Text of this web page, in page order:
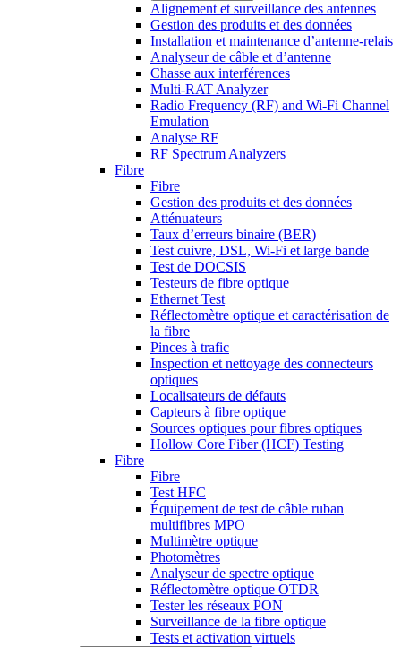
Alignement et surveillance des antennes
Gestion des produits et des données
Installation et maintenance d’antenne-relais
Analyseur de câble et d’antenne
Chasse aux interférences
Multi-RAT Analyzer
Radio Frequency (RF) and Wi-Fi Channel
Emulation
Analyse RF
RF Spectrum Analyzers
Fibre
Fibre
Gestion des produits et des données
Atténuateurs
Taux d’erreurs binaire (BER)
Test cuivre, DSL, Wi-Fi et large bande
Test de DOCSIS
Testeurs de fibre optique
Ethernet Test
Réflectomètre optique et caractérisation de
la fibre
Pinces à trafic
Inspection et nettoyage des connecteurs
optiques
Localisateurs de défauts
Capteurs à fibre optique
Sources optiques pour fibres optiques
Hollow Core Fiber (HCF) Testing
Fibre
Fibre
Test HFC
Équipement de test de câble ruban
multifibres MPO
Multimètre optique
Photomètres
Analyseur de spectre optique
Réflectomètre optique OTDR
Tester les réseaux PON
Surveillance de la fibre optique
Tests et activation virtuels